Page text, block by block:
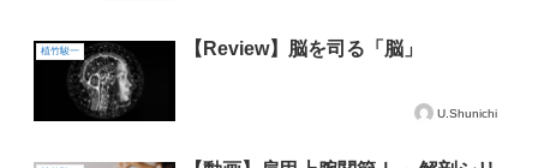
植竹駿一 【Review】脳を司る「脳」
U.Shunichi